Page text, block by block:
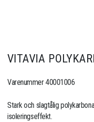
VITAVIA
Varenummer 40001006
Stark och slagtålig
isoleringseffekt.